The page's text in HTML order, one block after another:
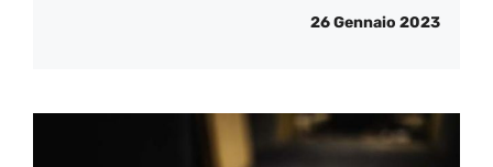
26 Gennaio 2023